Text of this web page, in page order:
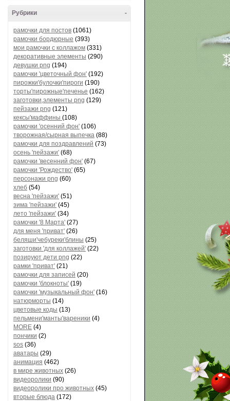
-
Рубрики
рамочки для постов (1061)
рамочки бордюрные (393)
мои рамочки с коллажом (331)
декоративные элементы (290)
девушки png (194)
рамочки 'цветочный фон' (192)
пирожки'булочки'пироги (190)
торты'пирожные'печенье (162)
заготовки,элементы png (129)
пейзажи png (121)
кексы'маффины (108)
рамочки 'осенний фон' (106)
творожная/сырная выпечка (88)
рамочки для поздравлений (73)
осень 'пейзажи' (68)
рамочки 'весенний фон' (67)
рамочки 'Рождество' (65)
персонажи png (60)
хлеб (54)
весна 'пейзажи' (51)
зима 'пейзажи' (45)
лето 'пейзажи' (34)
рамочки '8 Марта' (27)
для меня 'приват' (26)
беляши'чебуреки'блины (25)
заготовки 'для коллажей' (22)
позируют дети png (22)
рамки 'приват' (21)
рамочки для записей (20)
рамочки 'блокноты' (19)
рамочки 'музыкальный фон' (16)
натюрморты (14)
цветовые коды (13)
пельмени'манты'вареники (4)
MORE (4)
пончики (2)
sos (36)
аватары (29)
анимация (462)
в мире животных (26)
видеоролики (90)
видеоролики про животных (45)
вторые блюда (172)